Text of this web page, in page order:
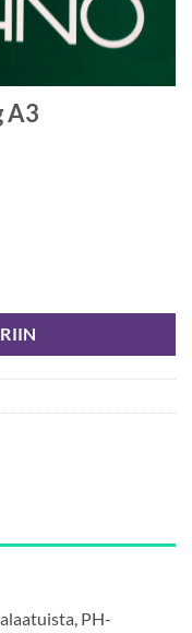
A3
PH-